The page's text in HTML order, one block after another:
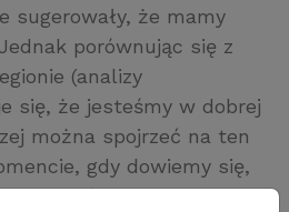
sugerowały, że mamy
porównując się z
(analizy
się, że jesteśmy w dobrej
można spojrzeć na ten
gdy dowiemy się,
oddziału ma problemy z